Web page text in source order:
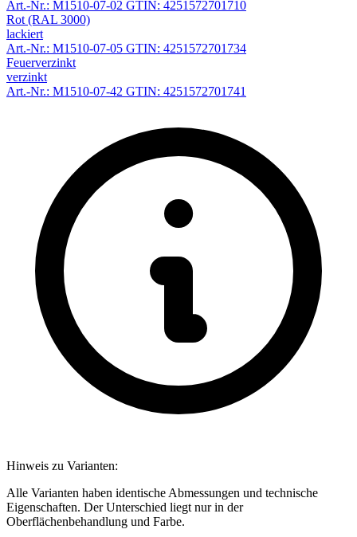
Art.-Nr.: M1510-07-02 GTIN: 4251572701710
Rot (RAL 3000)
lackiert
Art.-Nr.: M1510-07-05 GTIN: 4251572701734
Feuerverzinkt
verzinkt
Art.-Nr.: M1510-07-42 GTIN: 4251572701741
Hinweis zu Varianten:
Alle Varianten haben identische Abmessungen und technische
Eigenschaften. Der Unterschied liegt nur in der
Oberflächenbehandlung und Farbe.